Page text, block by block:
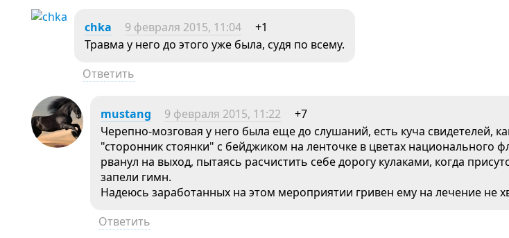
chka 9 февраля 2015, 11:04
+1
Травма у него до этого уже была, судя по всему.
Ответить
mustang 9 февраля 2015, 11:22
+7
Черепно-мозговая у него была еще до слушаний, есть куча свидетелей,
"сторонник стоянки" с бейджиком на ленточке в цветах национального
рванул на выход, пытаясь расчистить себе дорогу кулаками, когда
запели гимн.
Надеюсь заработанных на этом мероприятии гривен ему на лечение не
Ответить